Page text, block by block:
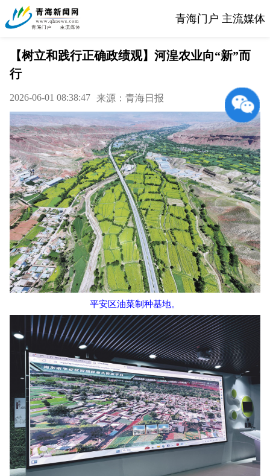
青海门户 主流媒体
【树立和践行正确政绩观】河湟农业向“新”而
行
2026-06-01 08:38:47 来源：青海日报
平安区油菜制种基地。